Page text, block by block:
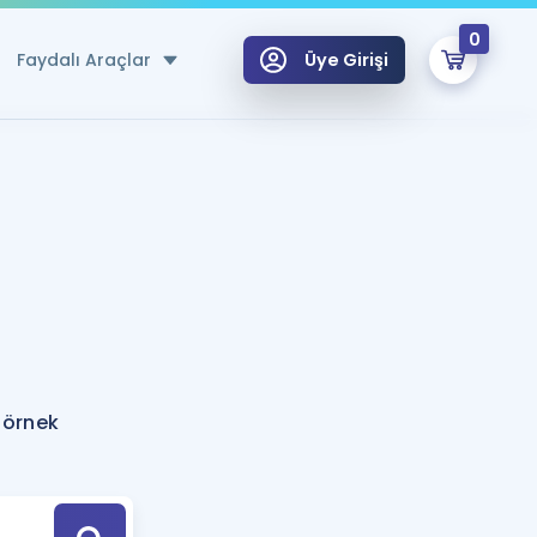
Faydalı Araçlar
Hesaplama Aracı
için Öneriler
Tek Takvimde
Üye Girişi
0